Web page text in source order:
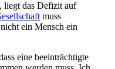
liegt das Defizit auf
muss
ein Mensch ein
eine beeinträchtigte